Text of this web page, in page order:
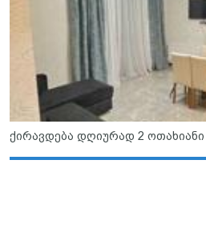
ქირავდება დღიურად 2